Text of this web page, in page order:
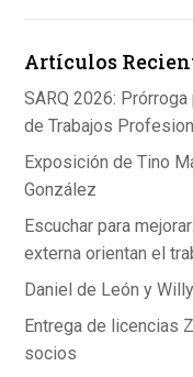
o
k
Artículos
SARQ 2026:
de Trabajos
Exposición de Tino
González
Escuchar para
externa orientan el
Daniel de León y
Entrega de licencias
socios